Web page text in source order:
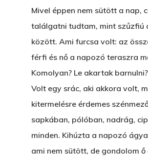
Mivel éppen nem sütött a nap,
találgatni tudtam, mint szűzfiú
között. Ami furcsa volt: az
férfi és nő a napozó teraszra
Komolyan? Le akartak
Volt egy srác, aki akkora volt,
kitermelésre érdemes
sapkában, pólóban, nadrág,
minden. Kihúzta a napozó
ami nem sütött, de gondolom ő